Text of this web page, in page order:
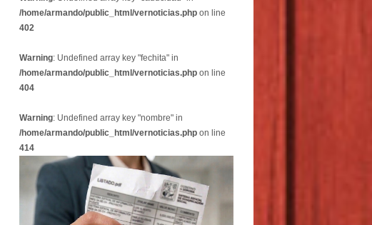
/home/armando/public_html/vernoticias.php on line
402
Warning: Undefined array key "fechita" in
/home/armando/public_html/vernoticias.php on line
404
Warning: Undefined array key "nombre" in
/home/armando/public_html/vernoticias.php on line
414